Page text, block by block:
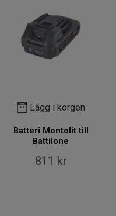
Lägg i korgen
Batteri Montolit till
Battilone
811 kr